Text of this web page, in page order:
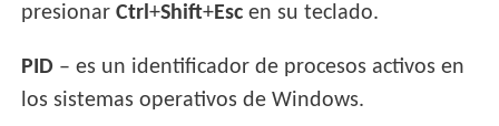
presionarCtrl+Shift+Esc en su teclado.
PID – es un identificador de procesos activos en
los sistemas operativos de Windows.